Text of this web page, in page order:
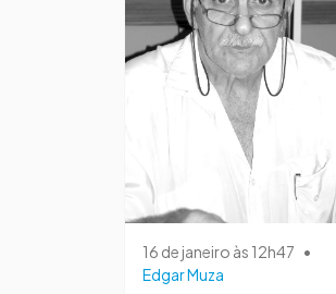
16 de janeiro às 12h47 •
Edgar Muza